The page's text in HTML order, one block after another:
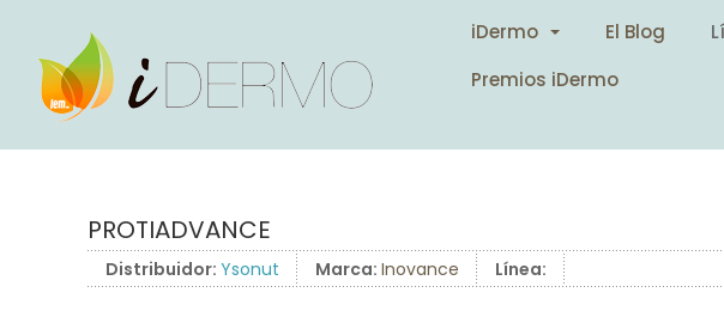
iDermo El Blog
Premios iDermo
PROTIADVANCE
Distribuidor: Ysonut Marca: Inovance Línea: